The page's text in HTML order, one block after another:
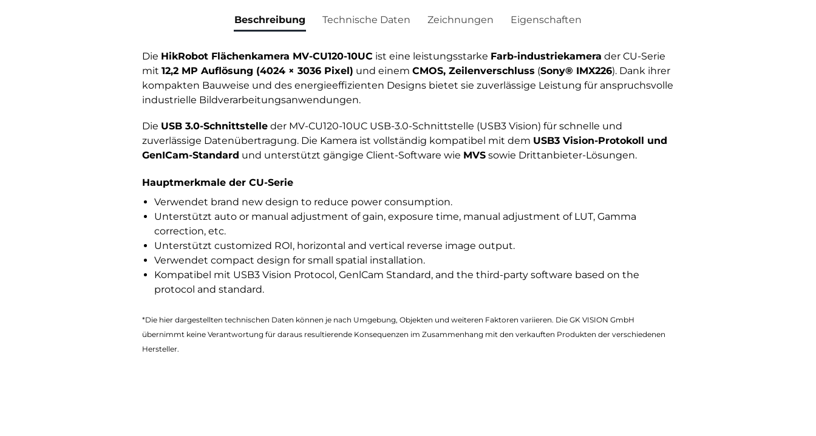
Beschreibung Technische Daten Zeichnungen Eigenschaften
Die HikRobot Flächenkamera MV-CU120-10UC ist eine leistungsstarke Farb-industriekamera der CU-Serie
mit 12,2 MP Auflösung (4024 × 3036 Pixel) und einem CMOS, Zeilenverschluss (Sony® IMX226). Dank ihrer
kompakten Bauweise und des energieeffizienten Designs bietet sie zuverlässige Leistung für anspruchsvolle
industrielle Bildverarbeitungsanwendungen.
Die USB 3.0-Schnittstelleder MV-CU120-10UC USB-3.0-Schnittstelle (USB3 Vision) für schnelle und
zuverlässige Datenübertragung. Die Kamera ist vollständig kompatibel mit dem USB3 Vision-Protokoll und
GenICam-Standard und unterstützt gängige Client-Software wie MVSsowie Drittanbieter-Lösungen.
Hauptmerkmale der CU-Serie
Verwendet brand new design to reduce power consumption.
Unterstützt auto or manual adjustment of gain, exposure time, manual adjustment of LUT, Gamma
correction, etc.
Unterstützt customized ROI, horizontal and vertical reverse image output.
Verwendet compact design for small spatial installation.
Kompatibel mit USB3 Vision Protocol, GenlCam Standard, and the third-party software based on the
protocol and standard.
*Die hier dargestellten technischen Daten können je nach Umgebung, Objekten und weiteren Faktoren variieren. Die GK VISION GmbH
übernimmt keine Verantwortung für daraus resultierende Konsequenzen im Zusammenhang mit den verkauften Produkten der verschiedenen
Hersteller.